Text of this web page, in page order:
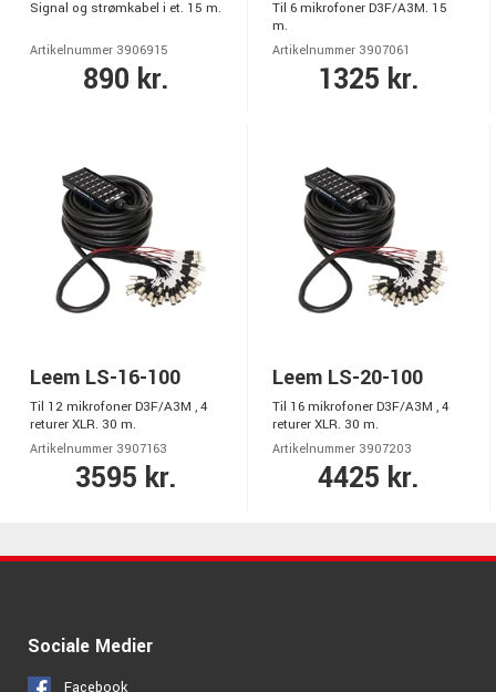
Signal og strømkabel i et. 15 m.
Artikelnummer 3906915
890 kr.
Til 6 mikrofoner D3F/A3M. 15
m.
Artikelnummer 3907061
1325 kr.
Leem LS-16-100
Til 12 mikrofoner D3F/A3M , 4
returer XLR. 30 m.
Artikelnummer 3907163
3595 kr.
Leem LS-20-100
Til 16 mikrofoner D3F/A3M , 4
returer XLR. 30 m.
Artikelnummer 3907203
4425 kr.
Sociale Medier
Facebook